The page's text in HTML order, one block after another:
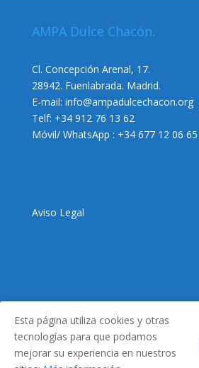
AMPA Dulce Chacón.
Cl. Concepción Arenal, 17.
28942. Fuenlabrada. Madrid.
E-mail: info@ampadulcechacon.org
Telf: +34 912 76 13 62
Móvil/ WhatsApp : +34 677 12 06 65
Aviso Legal
2021 AMPA Dulce Chacón.
Esta página utiliza cookies y otras
tecnologías para que podamos
mejorar su experiencia en nuestros